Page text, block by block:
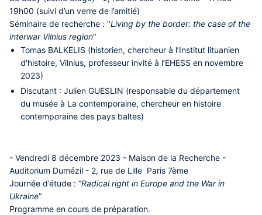
19h00 (suivi d’un verre de l’amitié)
Séminaire de recherche : "Living by the border: the case of the
interwar Vilnius region"
Tomas BALKELIS (historien, chercheur à l’Institut lituanien
d'histoire, Vilnius, professeur invité à l’EHESS en novembre
2023)
Discutant :Julien GUESLIN (responsable du département
du musée à La contemporaine, chercheur en histoire
contemporaine des pays baltes)
- Vendredi 8 décembre 2023 - Maison de la Recherche -
Auditorium Dumézil - 2, rue de Lille Paris 7ème
Journée d’étude : “Radical right in Europe and the War in
Ukraine”
Programme en cours de préparation.